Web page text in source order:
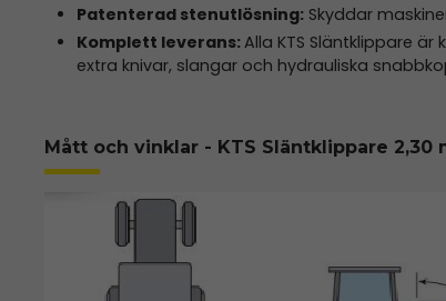
Patenterad stenutlösning:Skyddar
Komplett leverans:Alla KTS Släntklippare
extra knivar, slangar och hydrauliska
Mått och vinklar - KTS Släntklippare 2,30